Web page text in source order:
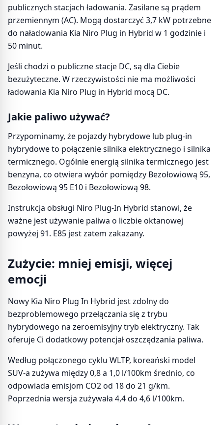
publicznych stacjach ładowania. Zasilane są prądem
przemiennym (AC). Mogą dostarczyć 3,7 kW potrzebne
do naładowania Kia Niro Plug in Hybrid w 1 godzinie i
50 minut.
Jeśli chodzi o publiczne stacje DC, są dla Ciebie
bezużyteczne. W rzeczywistości nie ma możliwości
ładowania Kia Niro Plug in Hybrid mocą DC.
Jakie paliwo używać?
Przypominamy, że pojazdy hybrydowe lub plug-in
hybrydowe to połączenie silnika elektrycznego i silnika
termicznego. Ogólnie energią silnika termicznego jest
benzyna, co otwiera wybór pomiędzy Bezołowiową 95,
Bezołowiową 95 E10 i Bezołowiową 98.
Instrukcja obsługi Niro Plug-In Hybrid stanowi, że
ważne jest używanie paliwa o liczbie oktanowej
powyżej 91. E85 jest zatem zakazany.
Zużycie: mniej emisji, więcej
emocji
Nowy Kia Niro Plug In Hybrid jest zdolny do
bezproblemowego przełączania się z trybu
hybrydowego na zeroemisyjny tryb elektryczny. Tak
oferuje Ci dodatkowy potencjał oszczędzania paliwa.
Według połączonego cyklu WLTP, koreański model
SUV-a zużywa między 0,8 a 1,0 l/100km średnio, co
odpowiada emisjom CO2 od 18 do 21 g/km.
Poprzednia wersja zużywała 4,4 do 4,6 l/100km.